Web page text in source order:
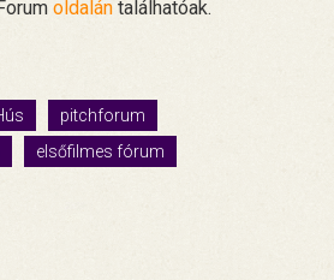
oldalán találhatóak.
pitchforum
elsőfilmes fórum